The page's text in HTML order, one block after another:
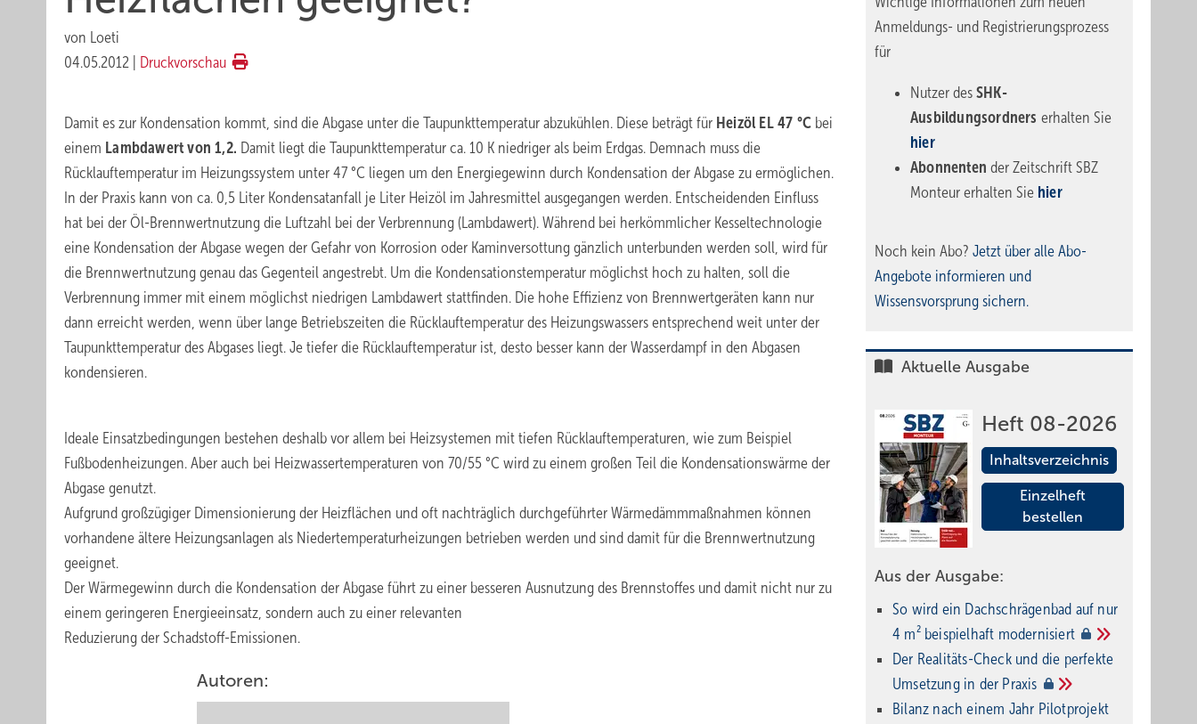
von Loeti
04.05.2012
Druckvorschau
Damit es zur Kondensation kommt, sind die Abgase unter die Taupunkttemperatur abzukühlen. Diese beträgt für Heizöl EL 47 °C bei
einem Lambdawert von 1,2. Damit liegt die Taupunkttemperatur ca. 10 K niedriger als beim Erdgas. Demnach muss die
Rücklauftemperatur im Heizungssystem unter 47 °C liegen um den Energiegewinn durch Kondensation der Abgase zu ermöglichen.
In der Praxis kann von ca. 0,5 Liter Kondensatanfall je Liter Heizöl im Jahresmittel ausgegangen werden. Entscheidenden Einfluss
hat bei der Öl-Brennwertnutzung die Luftzahl bei der Verbrennung (Lambdawert). Während bei herkömmlicher Kesseltechnologie
eine Kondensation der Abgase wegen der Gefahr von Korrosion oder Kaminversottung gänzlich unterbunden werden soll, wird für
die Brennwertnutzung genau das Gegenteil angestrebt. Um die Kondensationstemperatur möglichst hoch zu halten, soll die
Verbrennung immer mit einem möglichst niedrigen Lambdawert stattfinden. Die hohe Effizienz von Brennwertgeräten kann nur
dann erreicht werden, wenn über lange Betriebszeiten die Rücklauftemperatur des Heizungswassers entsprechend weit unter der
Taupunkttemperatur des Abgases liegt. Je tiefer die Rücklauftemperatur ist, desto besser kann der Wasserdampf in den Abgasen
kondensieren.
Ideale Einsatzbedingungen bestehen deshalb vor allem bei Heizsystemen mit tiefen Rücklauftemperaturen, wie zum Beispiel
Fußbodenheizungen. Aber auch bei Heizwassertemperaturen von 70/55 °C wird zu einem großen Teil die Kondensationswärme der
Abgase genutzt.
Aufgrund großzügiger Dimensionierung der Heizflächen und oft nachträglich durchgeführter Wärmedämmmaßnahmen können
vorhandene ältere Heizungsanlagen als Niedertemperaturheizungen betrieben werden und sind damit für die Brennwertnutzung
geeignet.
Der Wärmegewinn durch die Kondensation der Abgase führt zu einer besseren Ausnutzung des Brennstoffes und damit nicht nur zu
einem geringeren Energieeinsatz, sondern auch zu einer relevanten
Reduzierung der Schadstoff-Emissionen.
Autoren:
Anmeldungs- und Registrierungsprozess
für
Nutzer des SHK-
Ausbildungsordners erhalten Sie
hier
Abonnentender Zeitschrift SBZ
Monteur erhalten Sie hier
Noch kein Abo? Jetzt über alle Abo-
Angebote informieren und
Wissensvorsprung sichern.
Aktuelle Ausgabe
Heft 08-2026
Inhaltsverzeichnis
Einzelheft
bestellen
Aus der Ausgabe:
So wird ein Dach­schrägenbad auf nur
4 m² beispielhaft modernisiert
Der Realitäts-Check und die perfekte
Umsetzung in der Praxis
Bilanz nach einem Jahr Pilotprojekt